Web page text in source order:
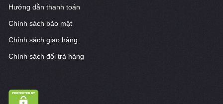
Hướng dẫn thanh toán
Chính sách bảo mật
Chính sách giao hàng
Chính sách đổi trả hàng